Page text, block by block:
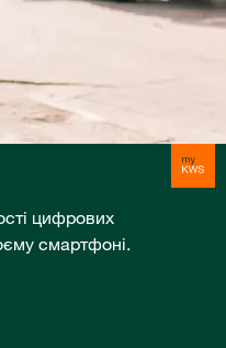
цифрових
смартфоні.